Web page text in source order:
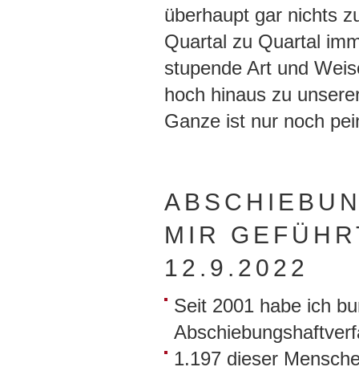
überhaupt gar nichts
Quartal zu Quartal
stupende Art und
hoch hinaus zu
Ganze ist nur noch
MIR
12.9.2022
Seit 2001 habe ich
1.197 dieser